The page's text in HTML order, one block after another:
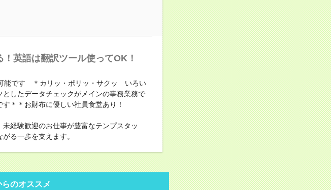
！英語は翻訳ツール使ってOK！
能です ＊カリッ・ポリッ・サクッ いろい
したデータチェックがメインの事務業務で
＊＊お財布に優しい社員食堂あり！
経験歓迎のお仕事が豊富なテンプスタッ
る一歩を支えます。
のオススメ